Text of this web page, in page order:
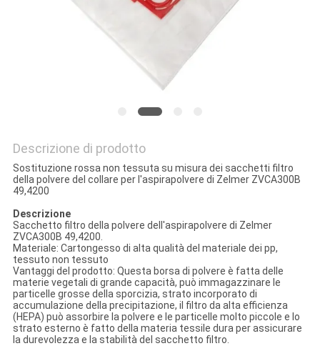
Descrizione di prodotto
Sostituzione rossa non tessuta su misura dei sacchetti filtro
della polvere del collare per l'aspirapolvere di Zelmer ZVCA300B
49,4200
Descrizione
Sacchetto filtro dellapolvere dell'aspirapolvere di Zelmer
ZVCA300B 49,4200.
Materiale: Cartongesso di alta qualità del materiale dei pp,
tessuto non tessuto
Vantaggi del prodotto: Questa borsa di polvere è fatta delle
materie vegetali di grande capacità, può immagazzinare le
particelle grosse della sporcizia, strato incorporato di
accumulazione della precipitazione, il filtro da alta efficienza
(HEPA) può assorbire la polvere e le particelle molto piccole e lo
strato esterno è fatto della materia tessile dura per assicurare
la durevolezza e la stabilità del sacchetto filtro.